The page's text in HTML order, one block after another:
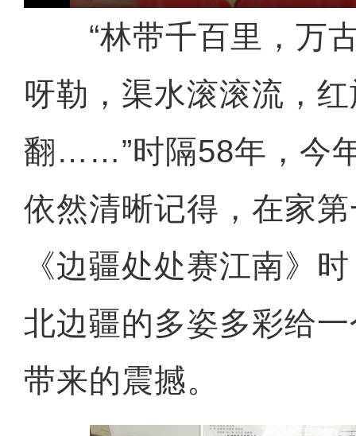
“林带千百里，万古
呀勒，渠水滚滚流，
翻……”时隔58年，今
依然清晰记得，在家
《边疆处处赛江南》
北边疆的多姿多彩给
带来的震撼。